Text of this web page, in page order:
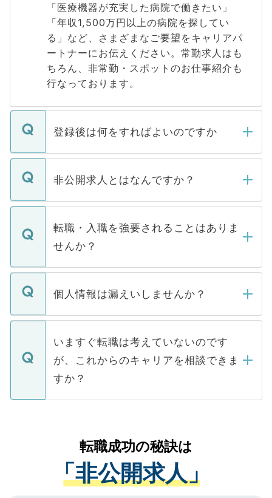
「医療機器が充実した病院で働きたい」
「年収1,500万円以上の病院を探してい
る」など、さまざまなご要望をキャリアパ
ートナーにお伝えください。常勤求人はも
ちろん、非常勤・スポットのお仕事紹介も
行なっております。
登録後は何をすればよいのですか
ご登録いただきましたら、弊社担当者がご
登録内容を確認し、その後メールもしくは
ます。通常、5営業日以内にはご連絡をせて
いただきますので、しばらくお待ちくださ
非公開求人とはなんですか？
マイナビDOCTORで取り扱っている求人の
うち約3割は、Webサイトからご覧いただ
けない「非公開求人」です。非公開求人は
下記の理由によって、一般には公開してい
ません。
■応募殺到を避けるため 人気のある医療機
関を公にしてしまうと、応募が殺到する場
に、医療機関が求める条件に合った人材の
みを人材紹介会社に依頼するケースが増え
ています。
転職・入職を強要されることはありま
せんか？
転職・入職を強要することは一切ありませ
ん。また、仮に応募先から内定をいただい
定を承諾する必要はありません。内定先へ
の辞退の連絡はキャリアパートナーが行い
個人情報は漏えいしませんか？
個人情報が漏えいすることはありませんの
で、ご安心ください。当サイトからの登録
などで収集したご登録者様の個人情報は、
ご本人のキャリアアップおよび転職活動の
支援を目的に使用いたします。お預かりし
ているすべての個人データはご本人の許可
は、個人情報の取り扱いについての厳密な
管理基準を満たした事業者のみに付与され
る、プライバシーマークを取得済みです。
いますぐ転職は考えていないのです
が、これからのキャリアを相談できま
すか？
かがいして、現在の医療機関の状況や紹介
経験をまじえながら、適切なアドバイスを
させていただきます。すぐにご転職をされ
ない方には、長期的なサポートが可能です
転職成功の秘訣は
「非公開求人」